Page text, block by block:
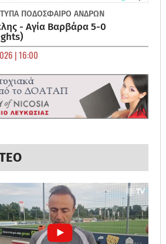
ΠΟΔΌΣΦΑΙΡΟ ΑΝΔΡΏΝ
- Αγία Βαρβάρα 5-0
| 16:00